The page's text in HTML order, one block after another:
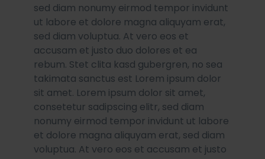
sed diam nonumy eirmod tempor invidunt
ut labore et dolore magna aliquyam erat,
sed diam voluptua. At vero eos et
accusam et justo duo dolores et ea
rebum. Stet clita kasd gubergren, no sea
takimata sanctus est Lorem ipsum dolor
sit amet. Lorem ipsum dolor sit amet,
consetetur sadipscing elitr, sed diam
nonumy eirmod tempor invidunt ut labore
et dolore magna aliquyam erat, sed diam
voluptua. At vero eos et accusam et justo